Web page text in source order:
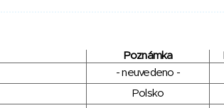
Poznámka
- neuvedeno -
Polsko